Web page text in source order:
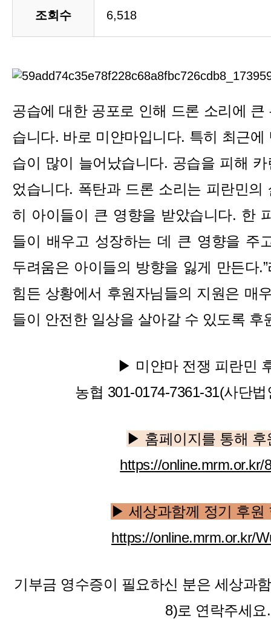
조회수 6,518
공습에 대한 공포로 인해 드론 소리에
습니다. 바로 미얀마입니다. 특히 최근
습이 많이 늘어났습니다. 공습을 피해
었습니다. 폭탄과 드론 소리는 피란민의
히 아이들이 큰 영향을 받았습니다. 한
들이 배우고 성장하는 데 큰 영향을 주
두려움은 아이들의 방향을 잃게 만든다
힘든 상황에서 후원자님들의 지원은 매
들이 안전한 일상을 살아갈 수 있도록 후
▶ 미얀마 전쟁 피란민
농협 301-0174-7361-31(사단
▶ 홈페이지를 통해 후
https://online.mrm.or.kr/
▶ 세상과함께 정기 후원
https://online.mrm.or.kr/
기부금 영수증이 필요하신 분은 세상과
8)로 연락주세요.